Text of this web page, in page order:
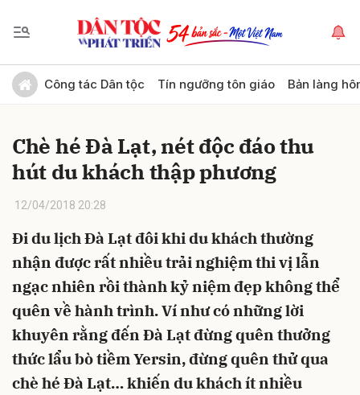
Công tác Dân tộc Tín ngưỡng tôn giáo Bản làng
Chè hé Đà Lạt, nét độc đáo thu
hút du khách thập phương
12/04/2018 20:28
Đi du lịch Đà Lạt đôi khi du khách thường
nhận được rất nhiều trải nghiệm thi vị lẫn
ngạc nhiên rồi thành kỷ niệm đẹp không thể
quên về hành trình. Ví như có những lời
khuyên rằng đến Đà Lạt đừng quên thưởng
thức lẩu bò tiềm Yersin, đừng quên thử qua
chè hé Đà Lạt… khiến du khách ít nhiều
Gửi bình luận
Hủy Gửi